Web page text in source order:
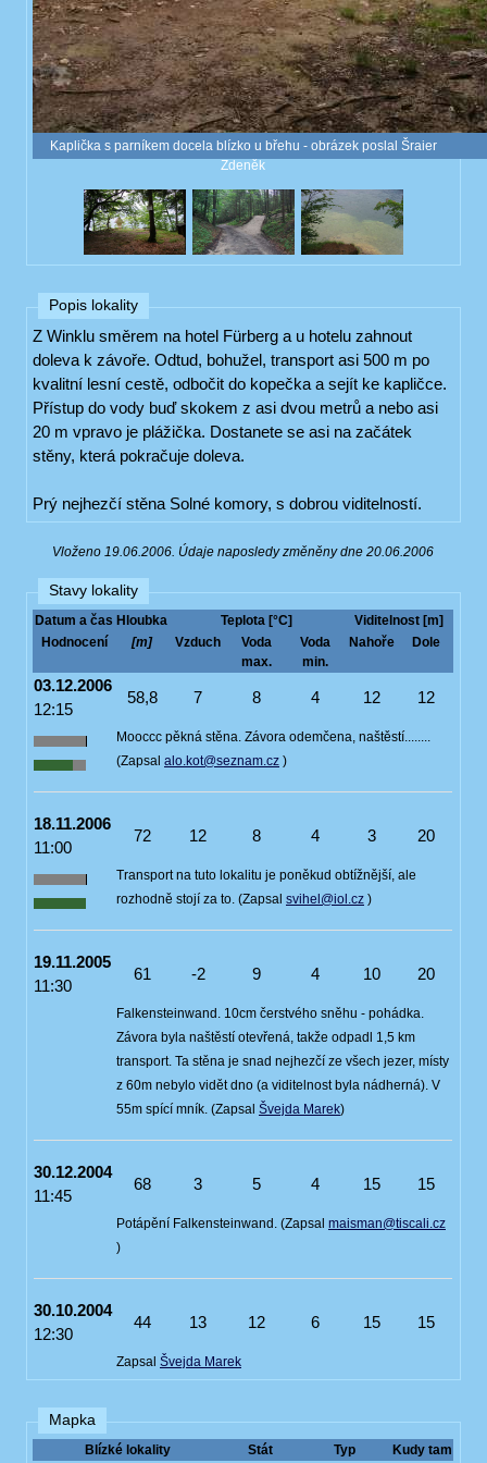
Kaplička s parníkem docela blízko u břehu - obrázek poslal Šraier
Zdeněk
Popis lokality
Z Winklu směrem na hotel Fürberg a u hotelu zahnout
doleva k závoře. Odtud, bohužel, transport asi 500 m po
kvalitní lesní cestě, odbočit do kopečka a sejít ke kapličce.
Přístup do vody buď skokem z asi dvou metrů a nebo asi
20 m vpravo je plážička. Dostanete se asi na začátek
stěny, která pokračuje doleva.
Prý nejhezčí stěna Solné komory, s dobrou viditelností.
Vloženo 19.06.2006. Údaje naposledy změněny dne 20.06.2006
Stavy lokality
Datum a čas Hloubka Teplota [°C]
Viditelnost [m]
Hodnocení
[m] Vzduch
Voda
max.
Voda
min.
Nahoře Dole
03.12.2006
12:15
58,8 7 8 4 12 12
Mooccc pěkná stěna. Závora odemčena, naštěstí........
(Zapsal alo.kot@seznam.cz )
18.11.2006
11:00
72 12 8 4 3 20
Transport na tuto lokalitu je poněkud obtížnější, ale
rozhodně stojí za to. (Zapsal svihel@iol.cz )
19.11.2005
11:30
61 -2 9 4 10 20
Falkensteinwand. 10cm čerstvého sněhu - pohádka.
Závora byla naštěstí otevřená, takže odpadl 1,5 km
transport. Ta stěna je snad nejhezčí ze všech jezer, místy
z 60m nebylo vidět dno (a viditelnost byla nádherná). V
55m spící mník. (Zapsal Švejda Marek)
30.12.2004
11:45
68 3 5 4 15 15
Potápění Falkensteinwand. (Zapsal maisman@tiscali.cz
)
30.10.2004
12:30
44 13 12 6 15 15
Zapsal Švejda Marek
Mapka
Blízké lokality Stát Typ Kudy tam